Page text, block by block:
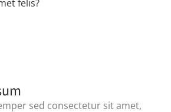
felis?
sed consectetur sit amet,